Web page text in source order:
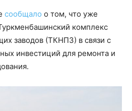
сообщало о том, что уже
комплекс
заводов (ТКНПЗ) в связи с
инвестиций для ремонта и